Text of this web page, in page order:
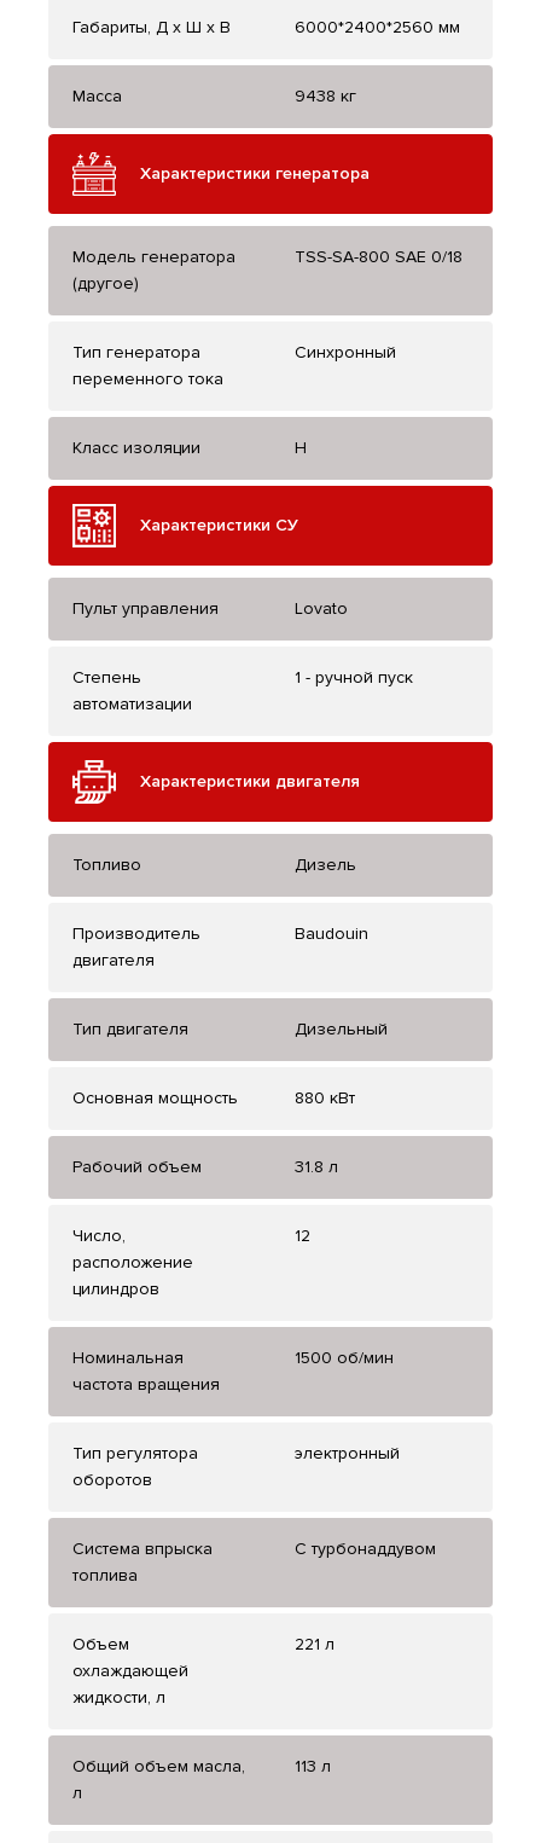
Габариты, Д x Ш x В 6000*2400*2560 мм
Масса 9438 кг
Характеристики генератора
Модель генератора
(другое)
TSS-SA-800 SAE 0/18
Тип генератора
переменного тока
Синхронный
Класс изоляции H
Характеристики СУ
Пульт управления Lovato
Степень
автоматизации
1 - ручной пуск
Характеристики двигателя
Топливо Дизель
Производитель
двигателя
Baudouin
Тип двигателя Дизельный
Основная мощность 880 кВт
Рабочий объем 31.8 л
Число,
расположение
цилиндров
12
Номинальная
частота вращения
1500 об/мин
Тип регулятора
оборотов
электронный
Система впрыска
топлива
С турбонаддувом
Объем
охлаждающей
жидкости, л
221 л
Общий объем масла,
л
113 л